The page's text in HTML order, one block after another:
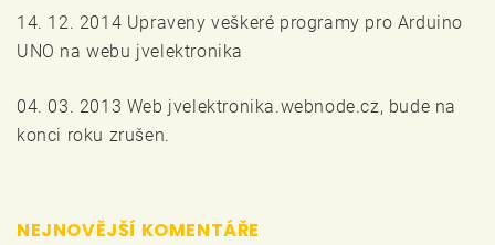
14. 12. 2014 Upraveny veškeré programy pro Arduino
UNO na webu jvelektronika
04. 03. 2013 Web jvelektronika.webnode.cz, bude na
konci roku zrušen.
NEJNOVĚJŠÍ KOMENTÁŘE